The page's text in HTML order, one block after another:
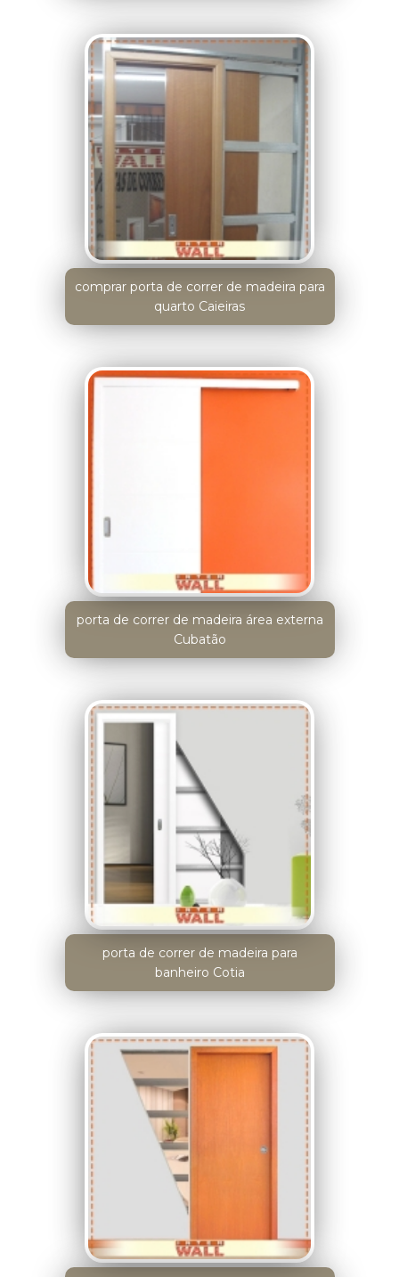
comprar porta de correr de madeira para
quarto Caieiras
porta de correr de madeira área externa
Cubatão
porta de correr de madeira para
banheiro Cotia